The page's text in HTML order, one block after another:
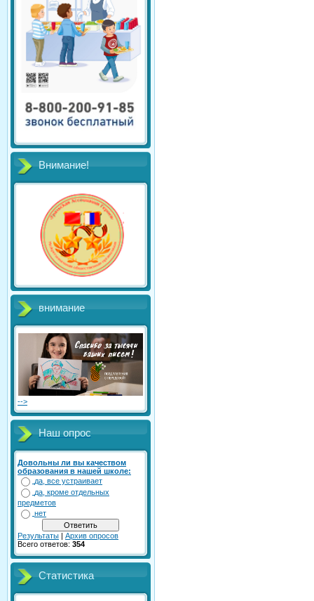
Внимание!
внимание
-->
Наш опрос
Довольны ли вы качеством
образования в нашей школе:
да, все устраивает
да, кроме отдельных
предметов
нет
Результаты | Архив опросов
Всего ответов: 354
Статистика